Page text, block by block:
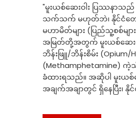
"မူးယစ်ဆေးဝါး ပြဿနာ
သက်သက် မဟုတ်ဘဲ၊ နိုင်ငံတ
မဟာမိတ်များ (ပြည်သူ့စစ်မျ
အမြတ်တို့အတွက် မူးယစ်ဆေးဝ
ဘိန်းဖြူ/ဘိန်းစိမ်း
(Methamphetamine)
ခံထားရသည်။ အဆိုပါ မူးယစ်ဆ
အချက်အချာတွင် ရှိနေပြီး၊ နိုင်